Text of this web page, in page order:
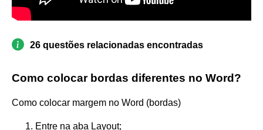
26 questões relacionadas encontradas
Como colocar bordas diferentes no Word?
Como colocar margem no Word (bordas)
Entre na aba Layout;